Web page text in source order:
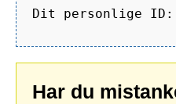
Dit personlige
Har du